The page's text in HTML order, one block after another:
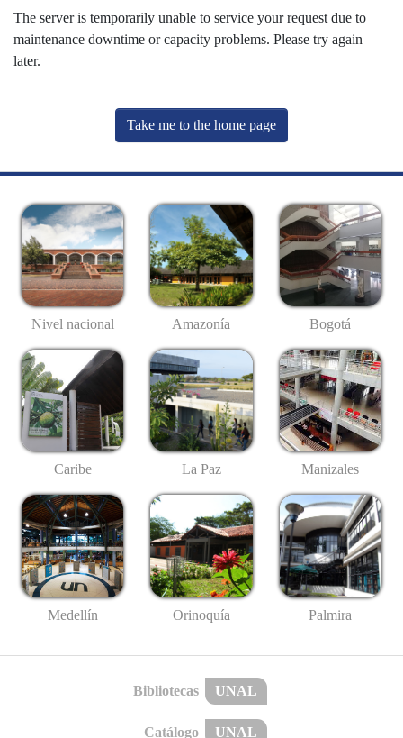
The server is temporarily unable to service your request due to
maintenance downtime or capacity problems. Please try again
later.
Take me to the home page
Nivel nacional Amazonía Bogotá
Caribe La Paz Manizales
Medellín Orinoquía Palmira
Bibliotecas UNAL
Catálogo UNAL